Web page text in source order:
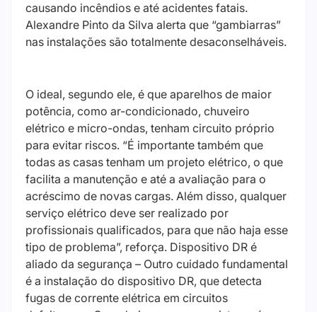
causando incêndios e até acidentes fatais.
Alexandre Pinto da Silva alerta que “gambiarras”
nas instalações são totalmente desaconselháveis.
O ideal, segundo ele, é que aparelhos de maior
potência, como ar-condicionado, chuveiro
elétrico e micro-ondas, tenham circuito próprio
para evitar riscos. “É importante também que
todas as casas tenham um projeto elétrico, o que
facilita a manutenção e até a avaliação para o
acréscimo de novas cargas. Além disso, qualquer
serviço elétrico deve ser realizado por
profissionais qualificados, para que não haja esse
tipo de problema”, reforça. Dispositivo DR é
aliado da segurança – Outro cuidado fundamental
é a instalação do dispositivo DR, que detecta
fugas de corrente elétrica em circuitos